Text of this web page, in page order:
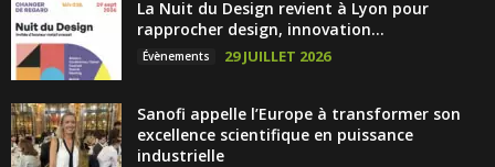
La Nuit du Design revient à Lyon pour
rapprocher design, innovation...
Évènements 29 JUILLET 2026
Sanofi appelle l’Europe à transformer son
excellence scientifique en puissance
industrielle